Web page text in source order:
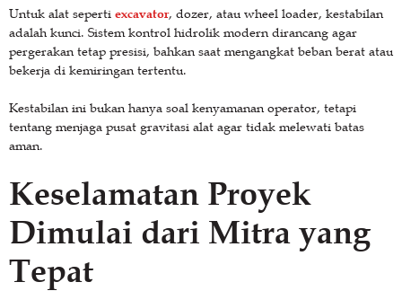
Untuk alat seperti excavator, dozer, atau wheel loader, kestabilan
adalah kunci. Sistem kontrol hidrolik modern dirancang agar
pergerakan tetap presisi, bahkan saat mengangkat beban berat atau
bekerja di kemiringan tertentu.
Kestabilan ini bukan hanya soal kenyamanan operator, tetapi
tentang menjaga pusat gravitasi alat agar tidak melewati batas
aman.
Keselamatan Proyek
Dimulai dari Mitra yang
Tepat